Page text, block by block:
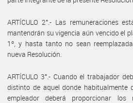
ARTÍCULO 2°.- Las remuneraciones
mantendrán su vigencia aún vencido el
1º, y hasta tanto no sean
nueva Resolución.
ARTÍCULO 3°.- Cuando el trabajador
distinto de aquel donde habitualmente
empleador deberá proporcionar los